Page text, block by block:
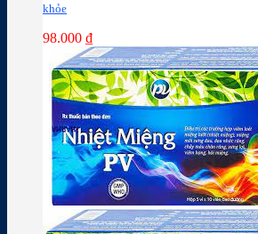
khỏe
98.000 ₫